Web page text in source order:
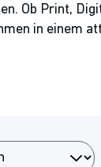
Ob Print,
in einem